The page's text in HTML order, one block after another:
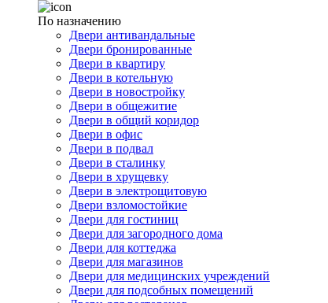
По назначению
Двери антивандальные
Двери бронированные
Двери в квартиру
Двери в котельную
Двери в новостройку
Двери в общежитие
Двери в общий коридор
Двери в офис
Двери в подвал
Двери в сталинку
Двери в хрущевку
Двери в электрощитовую
Двери взломостойкие
Двери для гостиниц
Двери для загородного дома
Двери для коттеджа
Двери для магазинов
Двери для медицинских учреждений
Двери для подсобных помещений